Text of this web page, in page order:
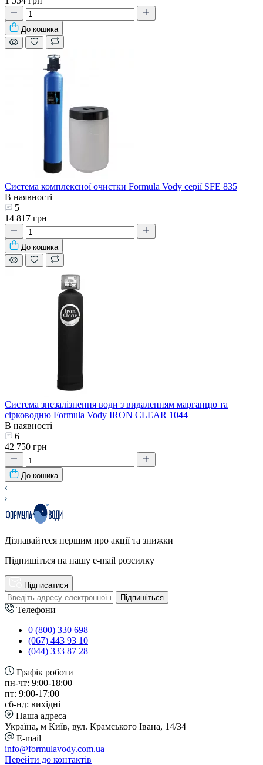
До кошика
Система комплексної очистки Formula Vody серії SFE 835
В наявності
5
14 817 грн
До кошика
Система знезалізнення води з видаленням марганцю та
сірководню Formula Vody IRON CLEAR 1044
В наявності
6
42 750 грн
До кошика
Дізнавайтеся першим про акції та знижки
Підпишіться на нашу e-mail розсилку
Підписатися
Підпишіться
Телефони
0 (800) 330 698
(067) 443 93 10
(044) 333 87 28
Графік роботи
пн-чт: 9:00-18:00
пт: 9:00-17:00
сб-нд: вихідні
Наша адреса
Україна, м Київ, вул. Крамського Івана, 14/34
E-mail
info@formulavody.com.ua
Перейти до контактів